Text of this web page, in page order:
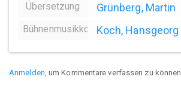
Übersetzung Grünberg, Martin
BühnenmusikkompositionKoch, Hansgeorg
Anmelden , um Kommentare verfassen zu können